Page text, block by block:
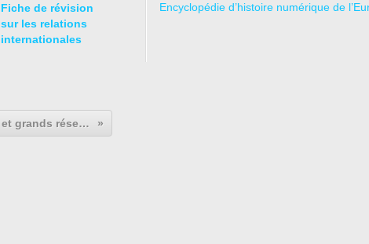
Fiche de révision
sur les relations
internationales
Inégalités de développement et grands réseaux d’échanges dans le monde
Encyclopédie d’histoire numérique de